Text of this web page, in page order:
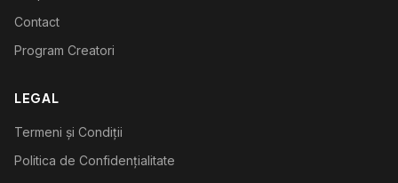
Contact
Program Creatori
LEGAL
Termeni și Condiții
Politica de Confidențialitate